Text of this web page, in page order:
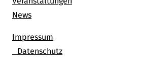
News
Impressum
Datenschutz